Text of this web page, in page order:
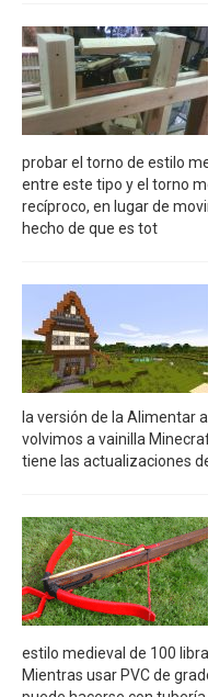
probar el torno de estilo
entre este tipo y el torno
recíproco, en lugar de
hecho de que es tot
la versión de la Alimentar
volvimos a vainilla
tiene las actualizaciones
estilo medieval de 100
Mientras usar PVC de